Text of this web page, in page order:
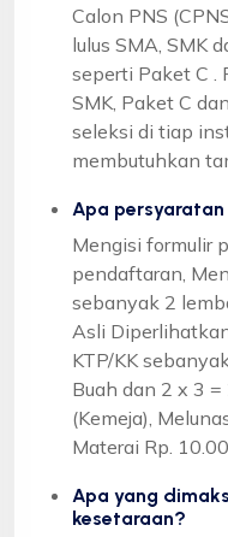
Calon PNS
lulus SMA, SMK
seperti Paket C .
SMK, Paket C
seleksi di tiap
membutuhkan
Apa persyaratan
Mengisi formulir
pendaftaran,
sebanyak 2
Asli
KTP/KK
Buah dan 2 x 3
(Kemeja),
Materai Rp.
Apa yang
kesetaraan?